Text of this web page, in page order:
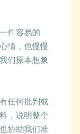
件容易的
情，也慢慢
们原本想象
任何批判或
，说明整个
协助我们准